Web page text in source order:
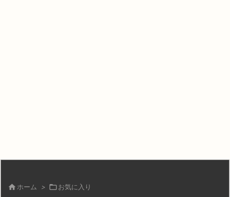
 ホーム > お気に入り